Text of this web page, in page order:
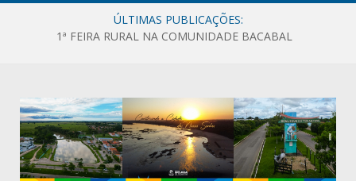
ÚLTIMAS PUBLICAÇÕES:
1ª FEIRA RURAL NA COMUNIDADE BACABAL